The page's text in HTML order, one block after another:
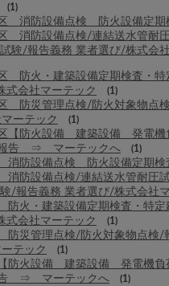
(1)
消防設備点検 防火設備定期
消防設備点検/連結送水管耐
験/報告義務 業者選び/株式会
防火・建築設備定期検査・特
式会社マーテック
(1)
防災管理点検/防火対象物点
ーテック
(1)
【防火設備 建築設備 発電機
報告 ⇒ マーテックへ
(1)
消防設備点検 防火設備定期検
防設備点検/連結送水管耐圧
/報告義務 業者選び/株式会社
火・建築設備定期検査・特定
式会社マーテック
(1)
災管理点検/防火対象物点検/
テック
(1)
防火設備 建築設備 発電機負
告 ⇒ マーテックへ
(1)